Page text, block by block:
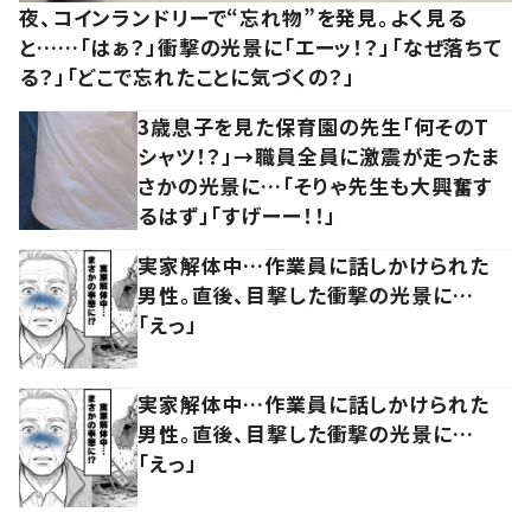
夜、コインランドリーで“忘れ物”を発見。よく見る
と……「はぁ？」衝撃の光景に「エーッ！？」「なぜ落ちて
る？」「どこで忘れたことに気づくの？」
3歳息子を見た保育園の先生「何そのT
シャツ！？」→職員全員に激震が走ったま
さかの光景に…「そりゃ先生も大興奮す
るはず」「すげーー！！」
実家解体中…作業員に話しかけられた
男性。直後、目撃した衝撃の光景に…
「えっ」
実家解体中…作業員に話しかけられた
男性。直後、目撃した衝撃の光景に…
「えっ」